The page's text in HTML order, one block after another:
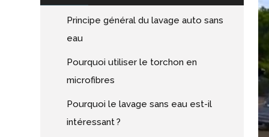
Principe général du lavage auto sans
eau
Pourquoi utiliser le torchon en
microfibres
Pourquoi le lavage sans eau est-il
intéressant ?